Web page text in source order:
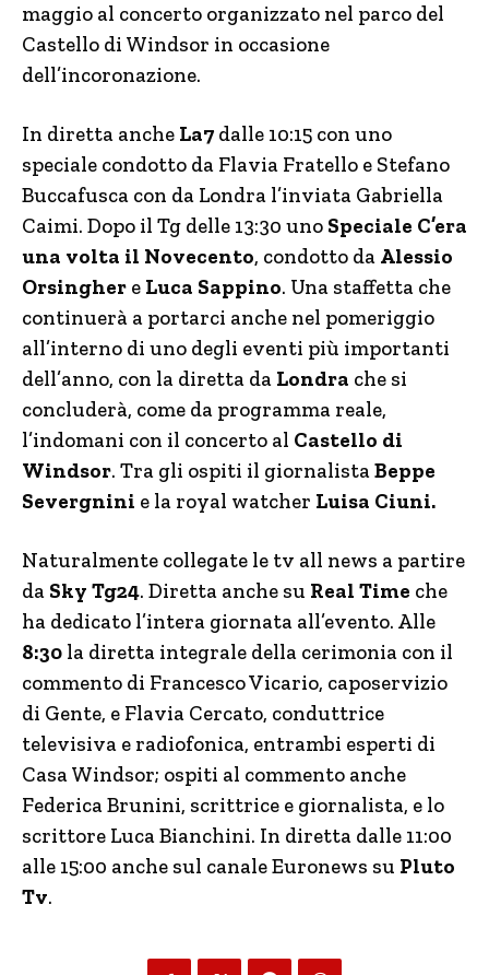
maggio al concerto organizzato nel parco del
Castello di Windsor in occasione
dell’incoronazione.
In diretta anche La7 dalle 10:15 con uno
speciale condotto da Flavia Fratello e Stefano
Buccafusca con da Londra l’inviata Gabriella
Caimi. Dopo il Tg delle 13:30 uno Speciale C’era
una volta il Novecento, condotto da Alessio
Orsingher e Luca Sappino. Una staffetta che
continuerà a portarci anche nel pomeriggio
all’interno di uno degli eventi più importanti
dell’anno, con la diretta da Londra che si
concluderà, come da programma reale,
l’indomani con il concerto al Castello di
Windsor. Tra gli ospiti il giornalistaBeppe
Severgnini e la royal watcher Luisa Ciuni.
Naturalmente collegate le tv all news a partire
da Sky Tg24. Diretta anche su Real Time che
ha dedicato l’intera giornata all’evento. Alle
8:30 la diretta integrale della cerimonia con il
commento di Francesco Vicario, caposervizio
di Gente, e Flavia Cercato, conduttrice
televisiva e radiofonica, entrambi esperti di
Casa Windsor; ospiti al commento anche
Federica Brunini, scrittrice e giornalista, e lo
scrittore Luca Bianchini. In diretta dalle 11:00
alle 15:00 anche sul canale Euronews su Pluto
Tv.